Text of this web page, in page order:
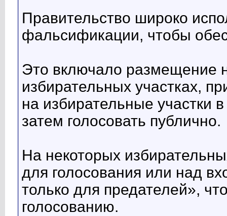
Правительство широко
фальсификации, чтобы
Это включало размещение
избирательных участках,
на избирательные участки
затем голосовать публично.
На некоторых
для голосования или над
только для предателей»,
голосованию.